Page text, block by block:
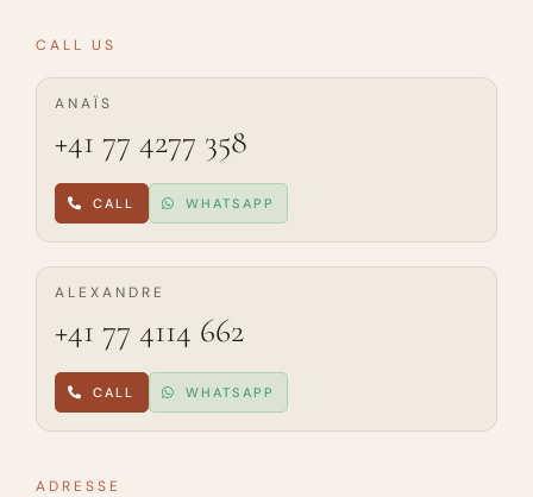
CALL US
ANAÏS
+41 77 4277 358
CALL WHATSAPP
ALEXANDRE
+41 77 4114 662
CALL WHATSAPP
ADRESSE